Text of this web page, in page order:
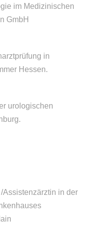
im Medizinischen
GmbH
in
Hessen.
urologischen
Assistenzärztin in der